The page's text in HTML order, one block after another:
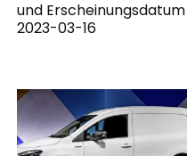
und Erscheinungsdatum
2023-03-16